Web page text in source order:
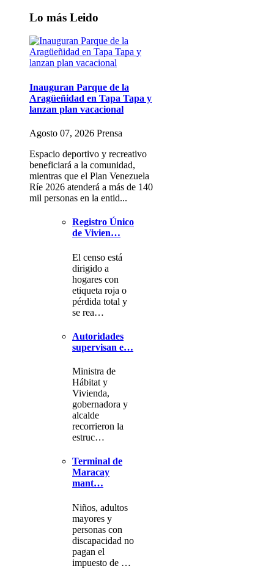
Lo más Leido
Inauguran Parque de la
Aragüeñidad en Tapa Tapa y
lanzan plan vacacional
Agosto 07, 2026 Prensa
Espacio deportivo y recreativo
beneficiará a la comunidad,
mientras que el Plan Venezuela
Ríe 2026 atenderá a más de 140
mil personas en la entid...
Registro Único
de Vivien…
El censo está
dirigido a
hogares con
etiqueta roja o
pérdida total y
se rea…
Autoridades
supervisan e…
Ministra de
Hábitat y
Vivienda,
gobernadora y
alcalde
recorrieron la
estruc…
Terminal de
Maracay
mant…
Niños, adultos
mayores y
personas con
discapacidad no
pagan el
impuesto de …